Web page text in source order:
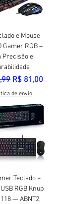
e Mouse
Gamer RGB –
Precisão e
Preço
R$ 81,00
de envio
Teclado +
RGB Knup
— ABNT2,